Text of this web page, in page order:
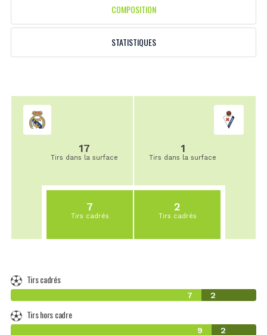
COMPOSITION
STATISTIQUES
17
Tirs dans la surface
7
Tirs cadrés
1
Tirs dans la surface
2
Tirs cadrés
Tirs cadrés
7 2
Tirs hors cadre
9 2